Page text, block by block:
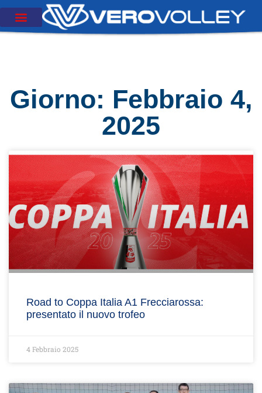
Giorno: Febbraio 4,
2025
Road to Coppa Italia A1 Frecciarossa:
presentato il nuovo trofeo
4 Febbraio 2025